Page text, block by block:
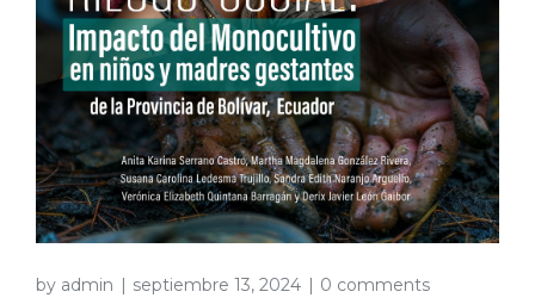
by admin septiembre 13, 2024 0 comments